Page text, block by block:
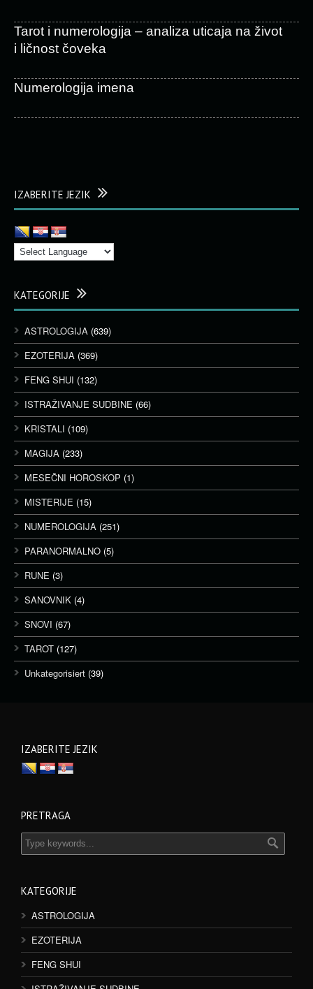
Tarot i numerologija – analiza uticaja na život
i ličnost čoveka
Numerologija imena
IZABERITE JEZIK
KATEGORIJE
ASTROLOGIJA (639)
EZOTERIJA (369)
FENG SHUI (132)
ISTRAŽIVANJE SUDBINE (66)
KRISTALI (109)
MAGIJA (233)
MESEČNI HOROSKOP (1)
MISTERIJE (15)
NUMEROLOGIJA (251)
PARANORMALNO (5)
RUNE (3)
SANOVNIK (4)
SNOVI (67)
TAROT (127)
Unkategorisiert (39)
IZABERITE JEZIK
PRETRAGA
KATEGORIJE
ASTROLOGIJA
EZOTERIJA
FENG SHUI